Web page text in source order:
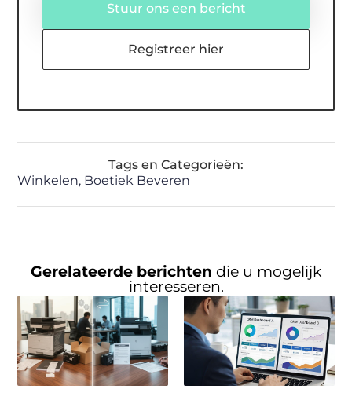
Stuur ons een bericht
Registreer hier
Tags en Categorieën:
Winkelen, Boetiek Beveren
Gerelateerde berichten die u mogelijk
interesseren.